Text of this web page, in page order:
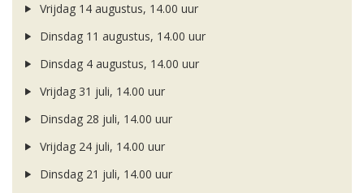
Vrijdag 14 augustus, 14.00 uur
Dinsdag 11 augustus, 14.00 uur
Dinsdag 4 augustus, 14.00 uur
Vrijdag 31 juli, 14.00 uur
Dinsdag 28 juli, 14.00 uur
Vrijdag 24 juli, 14.00 uur
Dinsdag 21 juli, 14.00 uur